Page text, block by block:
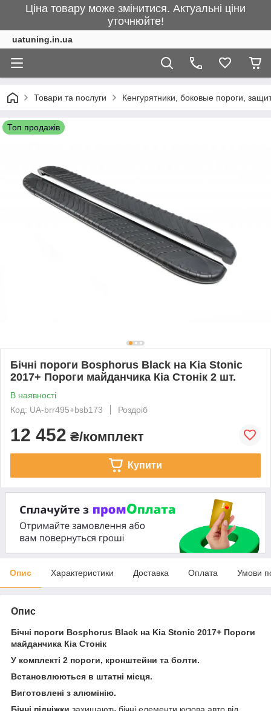
Ціна товару може змінитися. Актуальні ціни
уточнюйте!
uatuning.in.ua
Товари та послуги Кенгурятники, боковые пороги,
Топ продажів
Бічні пороги Bosphorus Black на Kia Stonic
2017+ Пороги майданчика Кіа Стонік 2 шт.
В наявності
Код: UA-brr495+bsb173
Роздріб
12 452 ₴/комплект
Купити
Опис Характеристики Доставка Оплата Умови
Опис
Бічні пороги Bosphorus Black на Kia Stonic 2017+ Пороги
майданчика Кіа Стонік
У комплекті 2 пороги, кронштейни та болти.
Встановлюються в штатні місця.
Виготовлені з алюмінію.